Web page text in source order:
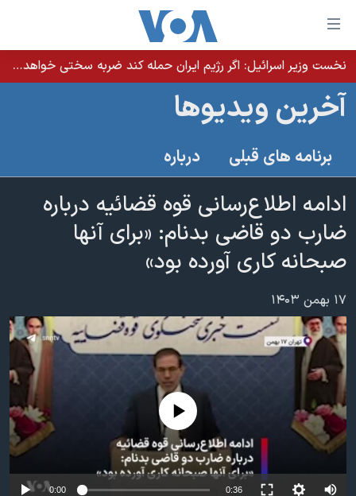
لینکهای
قابل
دسترسی
جهش
اصلی
جهش
به
صفحه
اصلی
جهش
جستجو
خانه
نسخه سبک وب‌سایت
آمریکا
جهان
ورزشی
ویژه برنامه‌ها
ویدیوها
فرهنگ و زندگی
حقوق شهروندی
اقتصادی
علم و فناوری
اسرائیل در جنگ
برنامه های تلویزیونی
جدول برنامه ها
صفحه‌های ویژه
جام جهانی ۲۰۲۶
۲۵۰سالگی آمریکا
بایگانی برنامه‌های تلویزیونی
مستندها
انتخابات ریاست جمهوری آمریکا ۲۰۲۴
حمله جمهوری اسلامی به اسرائیل
ورزش زنان در ایران
فرکانس‌های صدای آمریکا
یادگیری زبان انگلیسی
دنبال کنید
زبانهای مختلف
نخست وزیر اسرائيل: اگر رژیم ایران حمله کند ضربه سختی خواهد خورد
آخرین ویدیوها
برنامه های قبلی درباره
ادامه اطلاع‌رسانی قوه قضائیه درباره
ضارب دو قاضی بدنام: «برای آنها
صبحانه کاری آورده بود»
۱۷ بهمن ۱۴۰۳
No media source currently available
0:00 0:36